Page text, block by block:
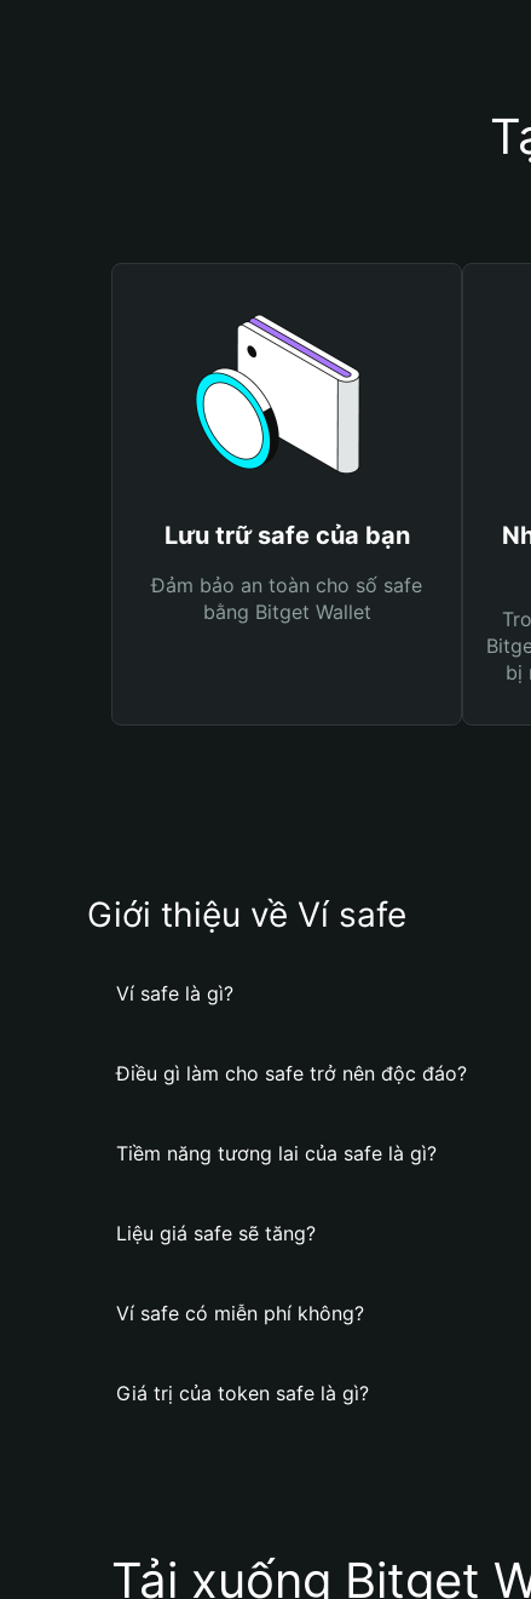
Lưu trữ safe của bạn
Đảm bảo an toàn cho số safe
bằng Bitget Wallet
bị
Giới thiệu về Ví safe
Ví safe là gì?
Điều gì làm cho safe trở nên độc đáo?
Tiềm năng tương lai của safe là gì?
Liệu giá safe sẽ tăng?
Ví safe có miễn phí không?
Giá trị của token safe là gì?
Tải xuống Bitget